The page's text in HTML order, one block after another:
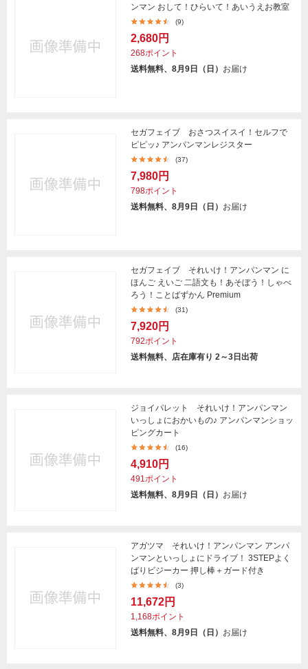
ンマン おして！ひらいて！あいうえお教室
(9)
2,680円
268ポイント
送料無料、8月9日（日） お届け
セガフェイブ おさつスイスイ！セルフで
ピピッ♪ アンパンマンレジスター
(37)
7,980円
798ポイント
送料無料、8月9日（日） お届け
セガフェイブ それいけ！アンパンマン に
ほんご えいご 二語文も！あそぼう！しゃべ
ろう！ことばずかん Premium
(31)
7,920円
792ポイント
送料無料、店在庫有り 2～3日出荷
ジョイパレット それいけ！アンパンマン
いっしょにおかいもの♪ アンパンマンショッ
ピングカート
(16)
4,910円
491ポイント
送料無料、8月9日（日） お届け
アガツマ それいけ！アンパンマン アンパ
ンマンといっしょにドライブ！ 3STEPよく
ばりビジーカー 押し棒＋ガード付き
(3)
11,672円
1,168ポイント
送料無料、8月9日（日） お届け